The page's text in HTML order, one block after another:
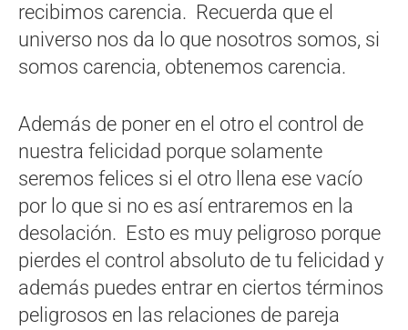
recibimos carencia. Recuerda que el
universo nos da lo que nosotros somos, si
somos carencia, obtenemos carencia.
Además de poner en el otro el control de
nuestra felicidad porque solamente
seremos felices si el otro llena ese vacío
por lo que si no es así entraremos en la
desolación. Esto es muy peligroso porque
pierdes el control absoluto de tu felicidad y
además puedes entrar en ciertos términos
peligrosos en las relaciones de pareja